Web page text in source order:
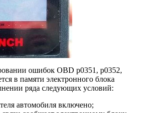
ошибок OBD р0351, р0352,
в памяти электронного блока
ряда следующих условий:
автомобиля включено;